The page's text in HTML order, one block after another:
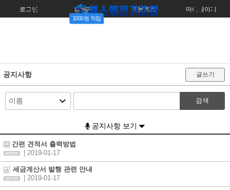
로그인 회원가입
1000원 적립
주문조회 마이페이지
공지사항 글쓰기
검색
공지사항 보기
간편 견적서 출력방법
| 2019-01-17
세금계산서 발행 관련 안내
| 2019-01-17